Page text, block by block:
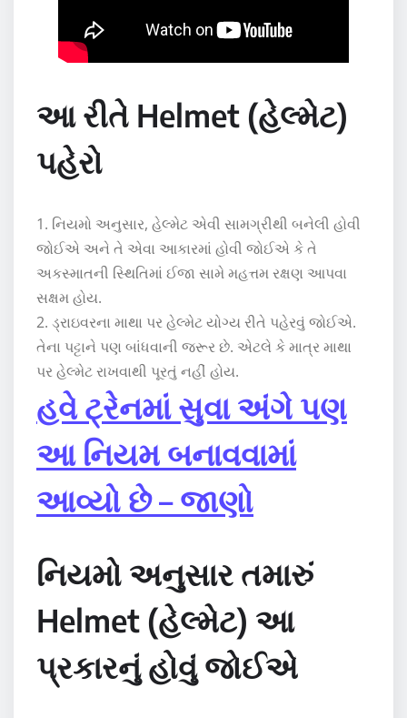
આ રીતે Helmet (હેલ્મેટ)
પહેરો
1. નિયમો અનુસાર, હેલ્મેટ એવી સામગ્રીથી બનેલી હોવી
જોઈએ અને તે એવા આકારમાં હોવી જોઈએ કે તે
અકસ્માતની સ્થિતિમાં ઈજા સામે મહત્તમ રક્ષણ આપવા
સક્ષમ હોય.
2. ડ્રાઇવરના માથા પર હેલ્મેટ યોગ્ય રીતે પહેરવું જોઈએ.
તેના પટ્ટાને પણ બાંધવાની જરૂર છે. એટલે કે માત્ર માથા
પર હેલ્મેટ રાખવાથી પૂરતું નહીં હોય.
હવે ટ્રેનમાં સુવા અંગે પણ
આ નિયમ બનાવવામાં
આવ્યો છે – જાણો
નિયમો અનુસાર તમારું
Helmet (હેલ્મેટ) આ
પ્રકારનું હોવું જોઈએ